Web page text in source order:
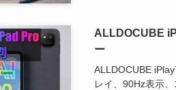
ALLDOCUBE
ー
ALLDOCUBE
レイ、90Hz表示